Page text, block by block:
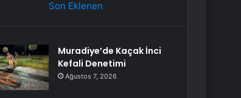
Son Eklenen
Muradiye’de Kaçak İnci
Kefali Denetimi
Ağustos 7, 2026